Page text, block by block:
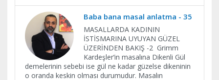
Baba bana masal anlatma - 35
MASALLARDA KADININ
İSTİSMARINA UYUYAN GÜZEL
ÜZERİNDEN BAKIŞ -2 Grimm
Kardeşler’in masalına Dikenli Gül
demelerinin sebebi ise gül ne kadar güzelse dikeninin
o oranda keskin olması durumudur. Masalın